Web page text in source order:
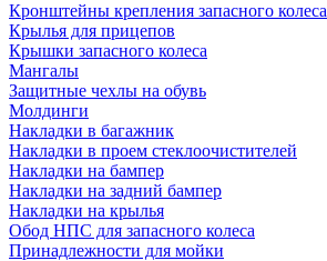
Кронштейны крепления запасного колеса
Крылья для прицепов
Крышки запасного колеса
Мангалы
Защитные чехлы на обувь
Молдинги
Накладки в багажник
Накладки в проем стеклоочистителей
Накладки на бампер
Накладки на задний бампер
Накладки на крылья
Обод НПС для запасного колеса
Принадлежности для мойки